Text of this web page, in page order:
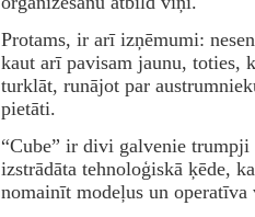
Protams, ir arī izņēmumi:
kaut arī pavisam jaunu, toties,
turklāt, runājot par
pietāti.
“Cube” ir divi galvenie
izstrādāta tehnoloģiskā ķēde,
nomainīt modeļus un